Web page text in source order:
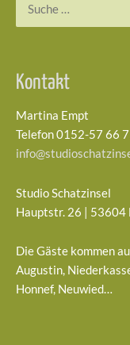
Kontakt
Martina Empt
Telefon 0152-57 66
Studio Schatzinsel
Hauptstr. 26 | 53604
Die Gäste kommen
Augustin,
Honnef, Neuwied…